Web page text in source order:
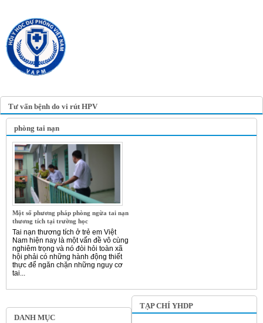
Tư vấn bệnh do vi rút HPV
DANH MỤC
phòng tai nạn
Một số phương pháp phòng ngừa tai nạn
thương tích tại trường học
Tai nạn thương tích ở trẻ em Việt
Nam hiện nay là một vấn đề vô cùng
nghiêm trọng và nó đòi hỏi toàn xã
hội phải có những hành động thiết
thực để ngăn chặn những nguy cơ
tai...
TẠP CHÍ YHDP